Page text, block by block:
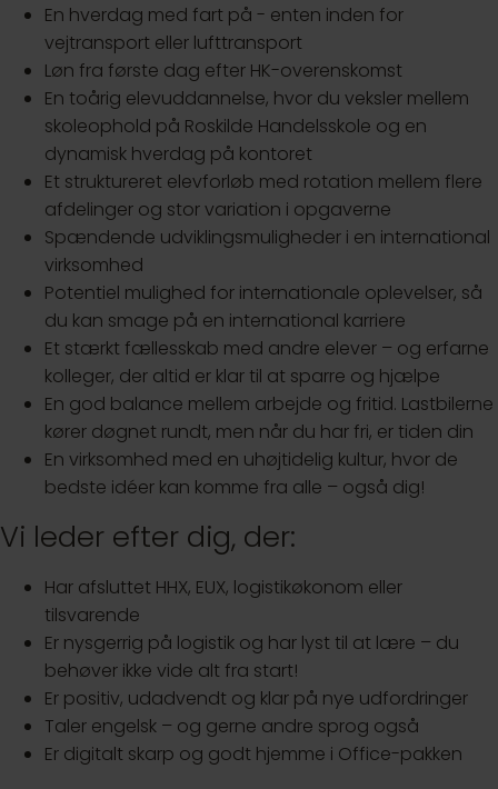
En hverdag med fart på - enten inden for
vejtransport eller lufttransport
Løn fra første dag efter HK-overenskomst
En toårig elevuddannelse, hvor du veksler mellem
skoleophold på Roskilde Handelsskole og en
dynamisk hverdag på kontoret
Et struktureret elevforløb med rotation mellem flere
afdelinger og stor variation i opgaverne
Spændende udviklingsmuligheder i en international
virksomhed
Potentiel mulighed for internationale oplevelser, så
du kan smage på en international karriere
Et stærkt fællesskab med andre elever – og erfarne
kolleger, der altid er klar til at sparre og hjælpe
En god balance mellem arbejde og fritid. Lastbilerne
kører døgnet rundt, men når du har fri, er tiden din
En virksomhed med en uhøjtidelig kultur, hvor de
bedste idéer kan komme fra alle – også dig!
Vi leder efter dig, der:
Har afsluttet HHX, EUX, logistikøkonom eller
tilsvarende
Er nysgerrig på logistik og har lyst til at lære – du
behøver ikke vide alt fra start!
Er positiv, udadvendt og klar på nye udfordringer
Taler engelsk – og gerne andre sprog også
Er digitalt skarp og godt hjemme i Office-pakken